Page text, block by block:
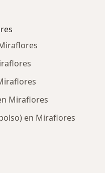
Miraflores
en Miraflores